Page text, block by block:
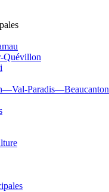
Quévillon
Paradis—Beaucanton